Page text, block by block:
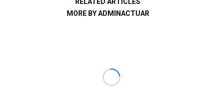
MORE BY ADMINACTUAR